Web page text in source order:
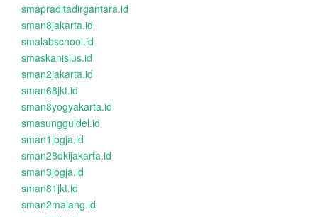
smapraditadirgantara.id
sman8jakarta.id
smalabschool.id
smaskanisius.id
sman2jakarta.id
sman68jkt.id
sman8yogyakarta.id
smasungguldel.id
sman1jogja.id
sman28dkijakarta.id
sman3jogja.id
sman81jkt.id
sman2malang.id